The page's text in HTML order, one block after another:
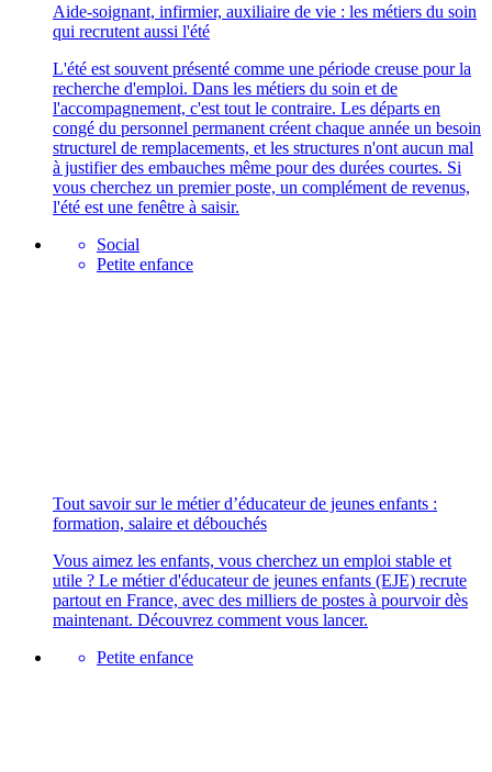
Aide-soignant, infirmier, auxiliaire de vie : les métiers du soin
qui recrutent aussi l'été
L'été est souvent présenté comme une période creuse pour la
recherche d'emploi. Dans les métiers du soin et de
l'accompagnement, c'est tout le contraire. Les départs en
congé du personnel permanent créent chaque année un besoin
structurel de remplacements, et les structures n'ont aucun mal
à justifier des embauches même pour des durées courtes. Si
vous cherchez un premier poste, un complément de revenus,
l'été est une fenêtre à saisir.
Social
Petite enfance
Tout savoir sur le métier d’éducateur de jeunes enfants :
formation, salaire et débouchés
Vous aimez les enfants, vous cherchez un emploi stable et
utile ? Le métier d'éducateur de jeunes enfants (EJE) recrute
partout en France, avec des milliers de postes à pourvoir dès
maintenant. Découvrez comment vous lancer.
Petite enfance